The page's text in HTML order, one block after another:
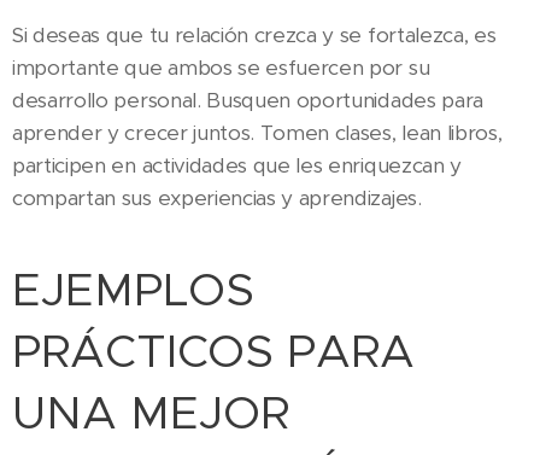
Si deseas que tu relación crezca y se fortalezca, es
importante que ambos se esfuercen por su
desarrollo personal. Busquen oportunidades para
aprender y crecer juntos. Tomen clases, lean libros,
participen en actividades que les enriquezcan y
compartan sus experiencias y aprendizajes.
EJEMPLOS
PRÁCTICOS PARA
UNA MEJOR